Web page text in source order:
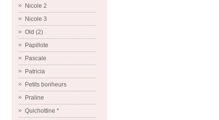
Nicole 2
Nicole 3
Old (2)
Papillote
Pascale
Patricia
Petits bonheurs
Praline
Quichottine *